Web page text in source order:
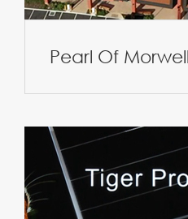
Pearl Of Morwell